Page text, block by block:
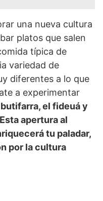
una nueva cultura
platos que salen
típica de
variedad de
diferentes a lo que
a experimentar
butifarra, el fideuáy
apertura al
tu paladar,
por la cultura